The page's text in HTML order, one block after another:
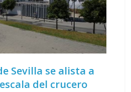
Sevilla se alista a
del crucero